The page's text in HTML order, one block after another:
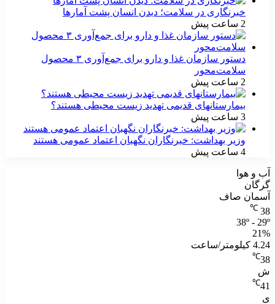
خبرنگاری در سلامت؛ دیدن انسان پشت آمارها
2 ساعت پیش
دستور سازمان غذا و دارو برای جمع‌آوری ۳ محصول
سلامت‌محور
2 ساعت پیش
بیمارستانهای قدیمی تهدید زیست محیطی هستند؟
3 ساعت پیش
وزیر بهداشت: خبرنگاران نگهبان اعتماد عمومی هستند
4 ساعت پیش
آب و هوا
گرگان
آسمان صاف
38
℃
38º - 29º
21%
4.24 کیلومتر/ساعت
38
℃
ش
41
℃
ی